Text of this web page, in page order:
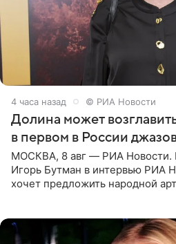
4 часа назад © РИА Новости
Долина может
в первом в России
МОСКВА, 8 авг — РИА Новости.
Игорь Бутман в интервью РИА
хочет предложить народной